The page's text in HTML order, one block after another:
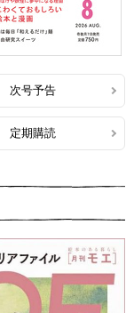
次号予告
定期購読